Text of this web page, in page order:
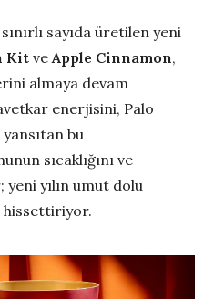
sayıda üretilen yeni
Kit ve Apple Cinnamon,
almaya devam
enerjisini, Palo
yansıtan bu
sıcaklığını ve
yılın umut dolu
hissettiriyor.